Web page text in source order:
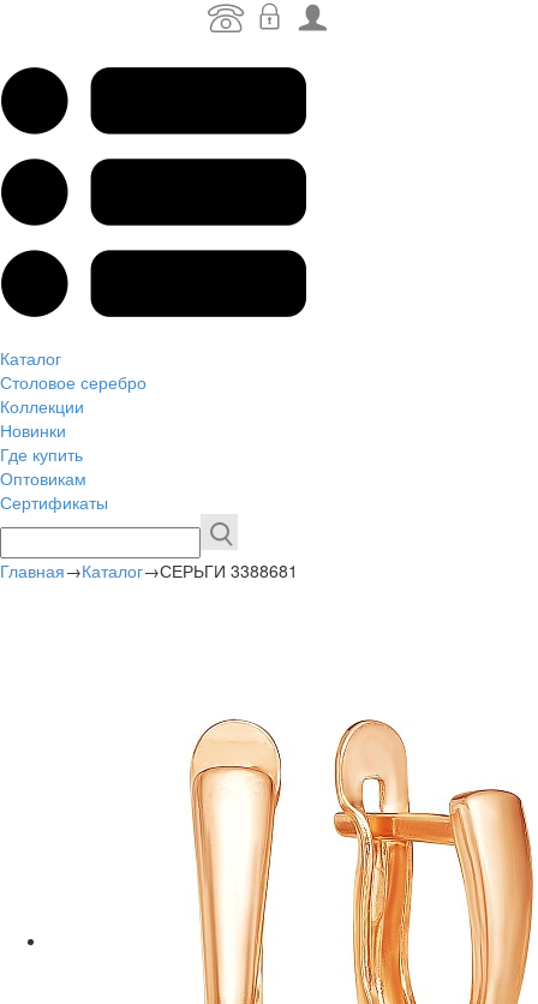
Каталог
Столовое серебро
Коллекции
Новинки
Где купить
Оптовикам
Сертификаты
Главная→Каталог→СЕРЬГИ 3388681